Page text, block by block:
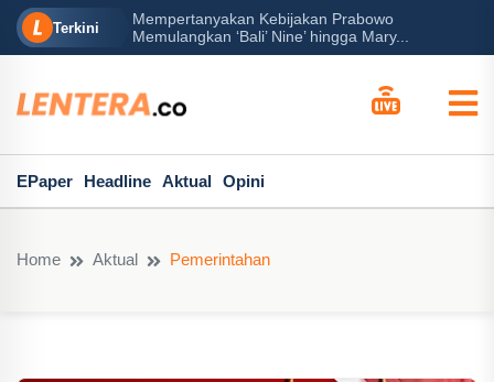
Terkini
Mempertanyakan Kebijakan Prabowo
Memulangkan ‘Bali’ Nine’ hingga Mary...
EPaper Headline Aktual Opini
Home Aktual Pemerintahan